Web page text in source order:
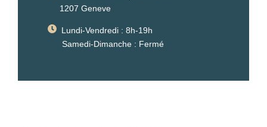
1207 Geneve
Lundi-Vendredi : 8h-19h
Samedi-Dimanche : Fermé